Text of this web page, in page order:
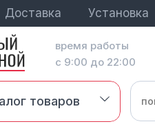
Доставка Установка
время работы
с 9:00 до 22:00
товаров